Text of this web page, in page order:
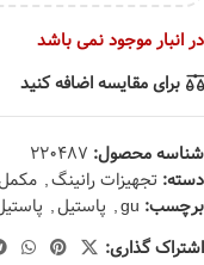
در انبار موجود نمی باشد
برای مقایسه اضافه کنید
شناسه محصول: 220487
دسته: تجهیزات رانینگ,
برچسب: gu
, پاستیل,
اشتراک گذاری: